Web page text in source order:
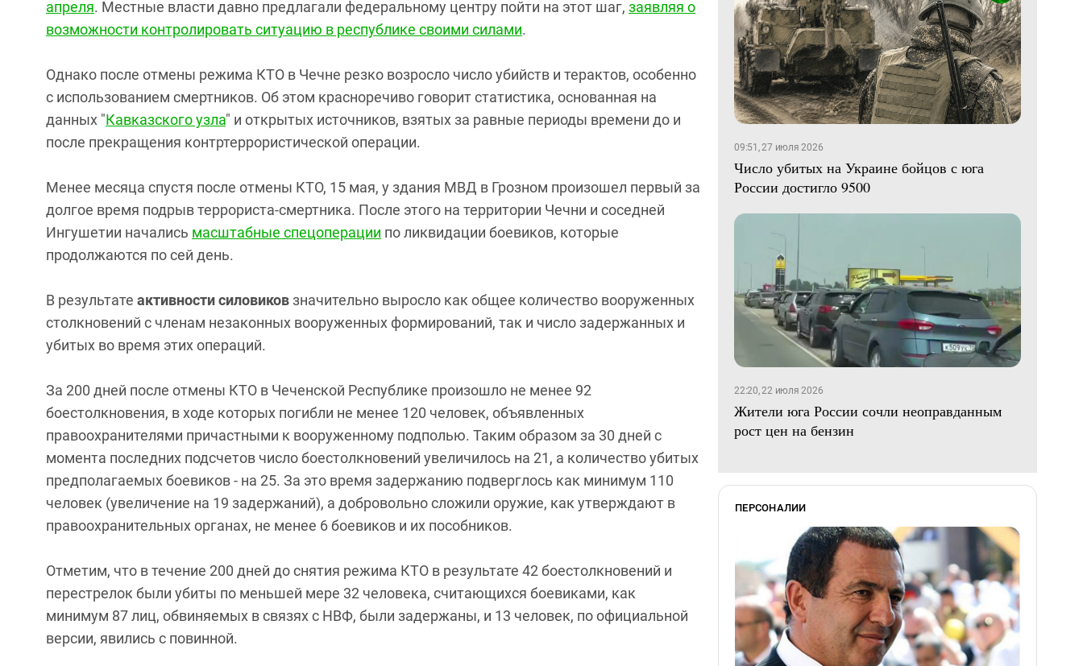
апреля. Местные власти давно предлагали федеральному центру пойти на этот шаг, заявляя о
возможности контролировать ситуацию в республике своими силами.
Однако после отмены режима КТО в Чечне резко возросло число убийств и терактов, особенно
с использованием смертников. Об этом красноречиво говорит статистика, основанная на
данных "Кавказского узла" и открытых источников, взятых за равные периоды времени до и
после прекращения контртеррористической операции.
Менее месяца спустя после отмены КТО, 15 мая, у здания МВД в Грозном произошел первый за
долгое время подрыв террориста-смертника. После этого на территории Чечни и соседней
Ингушетии начались масштабные спецоперации по ликвидации боевиков, которые
продолжаются по сей день.
В результате активности силовиковзначительно выросло как общее количество вооруженных
столкновений с членам незаконных вооруженных формирований, так и число задержанных и
убитых во время этих операций.
За 200 дней после отмены КТО в Чеченской Республике произошло не менее 92
боестолкновения, в ходе которых погибли не менее 120 человек, объявленных
правоохранителями причастными к вооруженному подполью. Таким образом за 30 дней с
момента последних подсчетов число боестолкновений увеличилось на 21, а количество убитых
предполагаемых боевиков - на 25. За это время задержанию подверглось как минимум 110
человек (увеличение на 19 задержаний), а добровольно сложили оружие, как утверждают в
правоохранительных органах, не менее 6 боевиков и их пособников.
Отметим, что в течение 200 дней до снятия режима КТО в результате 42 боестолкновений и
перестрелок были убиты по меньшей мере 32 человека, считающихся боевиками, как
минимум 87 лиц, обвиняемых в связях с НВФ, были задержаны, и 13 человек, по официальной
версии, явились с повинной.
09:51, 27 июля 2026
Число убитых на Украине бойцов с юга
России достигло 9500
22:20, 22 июля 2026
Жители юга России сочли неоправданным
рост цен на бензин
ПЕРСОНАЛИИ